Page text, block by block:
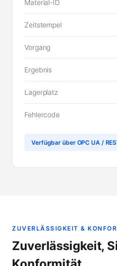
Material-ID
Zeitstempel
Vorgang
Ergebnis
Lagerplatz
Fehlercode
Verfügbar über OPC UA /
ZUVERLÄSSIGKEIT &
Zuverlässigkeit,